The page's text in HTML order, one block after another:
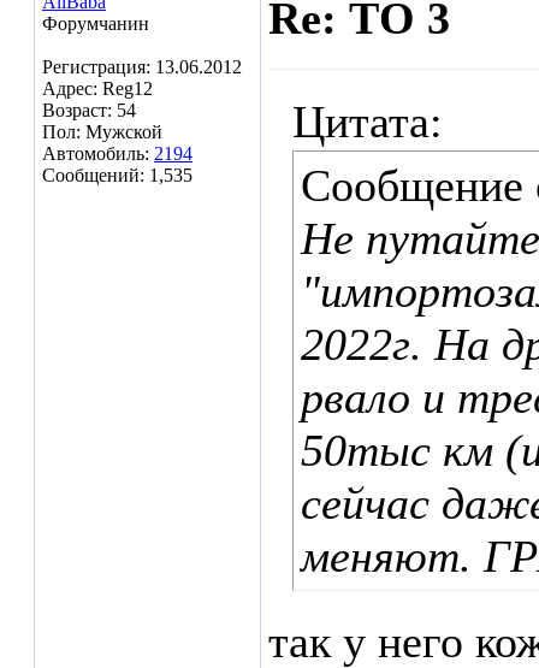
Форумчанин
Регистрация: 13.06.2012
Адрес: Reg12
Возраст: 54
Пол: Мужской
Автомобиль: 2194
Сообщений: 1,535
Re: ТО 3
Цитата:
Сообщение
Не
2022г. На
рвало и
50тыс км
сейчас
меняют.
так у него